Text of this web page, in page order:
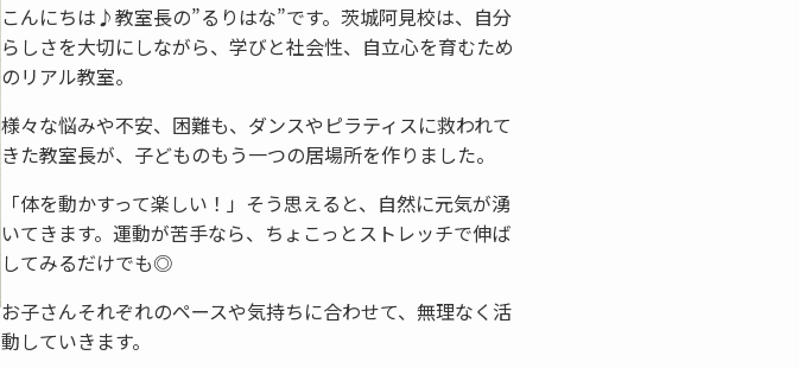
こんにちは♪教室長の”るりはな”です。茨城阿見校は、自分
らしさを大切にしながら、学びと社会性、自立心を育むため
のリアル教室。
様々な悩みや不安、困難も、ダンスやピラティスに救われて
きた教室長が、子どものもう一つの居場所を作りました。
「体を動かすって楽しい！」そう思えると、自然に元気が湧
いてきます。運動が苦手なら、ちょこっとストレッチで伸ば
してみるだけでも◎
お子さんそれぞれのペースや気持ちに合わせて、無理なく活
動していきます。